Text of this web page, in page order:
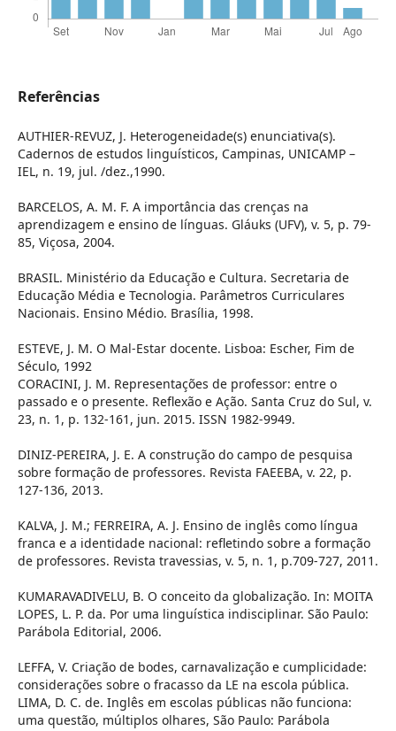
Referências
AUTHIER-REVUZ, J. Heterogeneidade(s) enunciativa(s).
Cadernos de estudos linguísticos, Campinas, UNICAMP –
IEL, n. 19, jul. /dez.,1990.
BARCELOS, A. M. F. A importância das crenças na
aprendizagem e ensino de línguas. Gláuks (UFV), v. 5, p. 79-
85, Viçosa, 2004.
BRASIL. Ministério da Educação e Cultura. Secretaria de
Educação Média e Tecnologia. Parâmetros Curriculares
Nacionais. Ensino Médio. Brasília, 1998.
ESTEVE, J. M. O Mal-Estar docente. Lisboa: Escher, Fim de
Século, 1992
CORACINI, J. M. Representações de professor: entre o
passado e o presente. Reflexão e Ação. Santa Cruz do Sul, v.
23, n. 1, p. 132-161, jun. 2015. ISSN 1982-9949.
DINIZ-PEREIRA, J. E. A construção do campo de pesquisa
sobre formação de professores. Revista FAEEBA, v. 22, p.
127-136, 2013.
KALVA, J. M.; FERREIRA, A. J. Ensino de inglês como língua
franca e a identidade nacional: refletindo sobre a formação
de professores. Revista travessias, v. 5, n. 1, p.709-727, 2011.
KUMARAVADIVELU, B. O conceito da globalização. In: MOITA
LOPES, L. P. da. Por uma linguística indisciplinar. São Paulo:
Parábola Editorial, 2006.
LEFFA, V. Criação de bodes, carnavalização e cumplicidade:
considerações sobre o fracasso da LE na escola pública.
LIMA, D. C. de. Inglês em escolas públicas não funciona:
uma questão, múltiplos olhares, São Paulo: Parábola